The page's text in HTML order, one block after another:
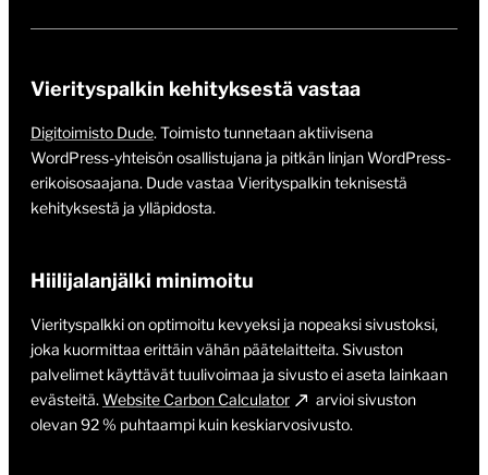
Vierityspalkin kehityksestä vastaa
Digitoimisto Dude. Toimisto tunnetaan aktiivisena
WordPress-yhteisön osallistujana ja pitkän linjan WordPress-
erikoisosaajana. Dude vastaa Vierityspalkin teknisestä
kehityksestä ja ylläpidosta.
Hiilijalanjälki minimoitu
Vierityspalkki on optimoitu kevyeksi ja nopeaksi sivustoksi,
joka kuormittaa erittäin vähän päätelaitteita. Sivuston
palvelimet käyttävät tuulivoimaa ja sivusto ei aseta lainkaan
evästeitä. Website Carbon Calculator
arvioi sivuston
olevan 92 % puhtaampi kuin keskiarvosivusto.